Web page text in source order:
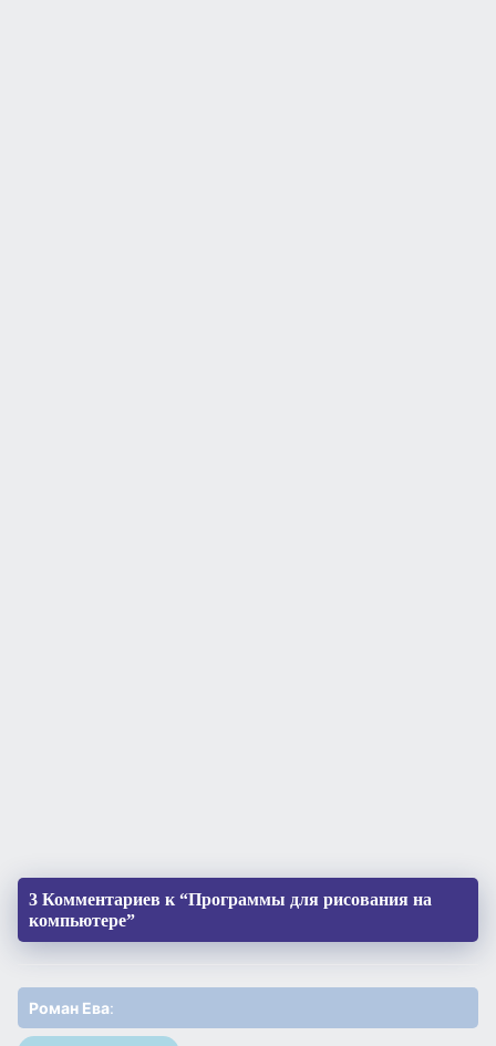
3 Комментариев к “Программы для рисования на
компьютере”
Роман Ева: